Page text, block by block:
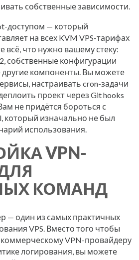
собственные зависимости.
доступом — который
на всех KVM VPS-тарифах
всё, что нужно вашему стеку:
собственные конфигурации
другие компоненты. Вы можете
настраивать cron-задачи
проект через Git hooks
не придётся бороться с
который изначально не был
использования.
VPN-
КОМАНД
— один из самых практичных
VPS. Вместо того чтобы
VPN-провайдеру
логирования, вы можете